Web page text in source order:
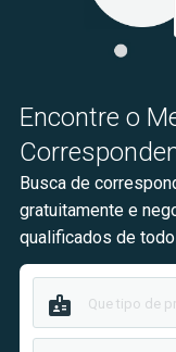
Encontre o
Busca de
gratuitamente e
qualificados de
badge